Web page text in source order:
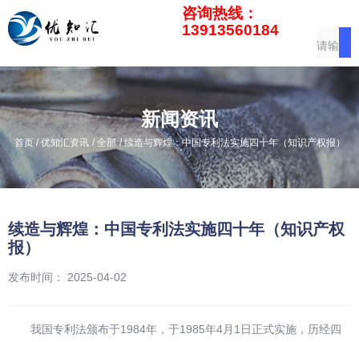
咨询热线：
13913560184
新闻资讯
首页 / 优知汇资讯 /全部 /续造与辉煌：中国专利法实施四十年（知识产权报）
续造与辉煌：中国专利法实施四十年（知识产权
报）
发布时间： 2025-04-02
我国专利法颁布于1984年，于1985年4月1日正式实施，历经四